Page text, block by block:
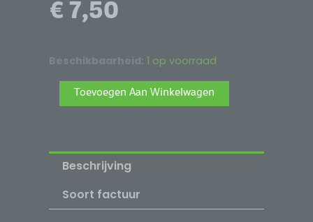
€ 7,50
Beschikbaarheid: 1 op voorraad
Seagate
Pipeline
Harde
Schijf
250GB,
Toevoegen Aan Winkelwagen
Beschrijving
Soort factuur